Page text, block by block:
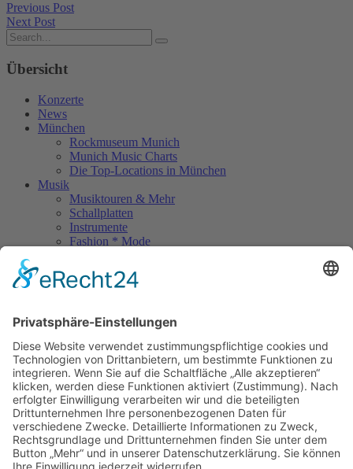
Previous Post
Next Post
Übersicht
Konzerte
News
München
Rockmuseum Munich
Munich Music Charts
Die Top-Locations in München
Musik
Musiktouren & Mehr
Schallplatten
Instrumente
Fashion * Mode
Rock Memories II
Stones Day München
Unerhört
The Lost 80s Tapes
Über uns
Kontakt
Neueste Beiträge
Bewerbt euch für „Hard Rock Rising“!
Act des Monats: MondWild
Münchner Open Air Sommer: Konzerte in der Residenz